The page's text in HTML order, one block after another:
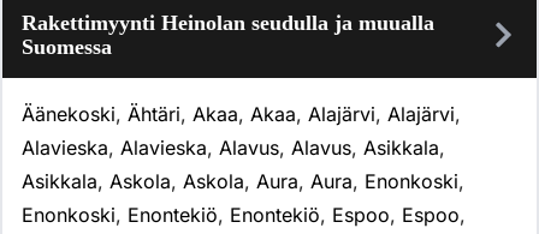
Rakettimyynti Heinolan seudulla ja muualla
Suomessa
Äänekoski, Ähtäri, Akaa, Akaa, Alajärvi, Alajärvi,
Alavieska, Alavieska, Alavus, Alavus, Asikkala,
Asikkala, Askola, Askola, Aura, Aura, Enonkoski,
Enonkoski, Enontekiö, Enontekiö, Espoo, Espoo,